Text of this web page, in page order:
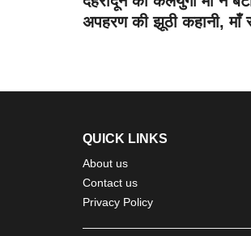
अपहरण की झूठी कहानी, माँ
QUICK LINKS
About us
Contact us
Privacy Policy